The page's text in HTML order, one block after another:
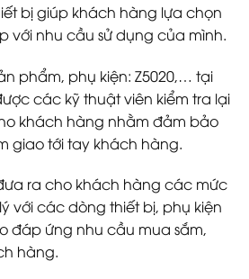
bị giúp khách hàng lựa chọn
với nhu cầu sử dụng của mình.
phẩm, phụ kiện: Z5020,… tại
các kỹ thuật viên kiểm tra lại
khách hàng nhằm đảm bảo
giao tới tay khách hàng.
ra cho khách hàng các mức
với các dòng thiết bị, phụ kiện
đáp ứng nhu cầu mua sắm,
hàng.